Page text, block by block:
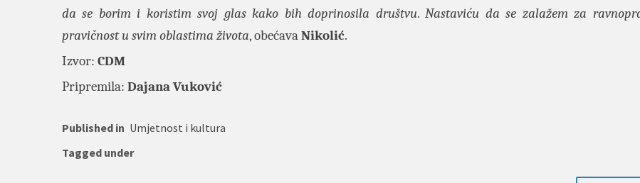
da se borim i koristim svoj glas kako bih doprinosila društvu.Nastaviću da se zalažem za
pravičnost u svim oblastima života, obećavaNikolić.
Izvor: CDM
Pripremila: Dajana Vuković
Published in Umjetnost i kultura
Tagged under